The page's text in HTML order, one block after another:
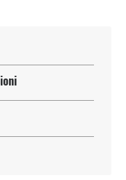
al 40% valido